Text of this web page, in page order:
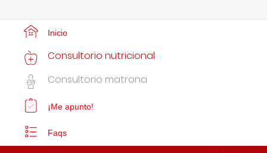
Inicio
Consultorio nutricional
Consultorio matrona
¡Me apunto!
Faqs